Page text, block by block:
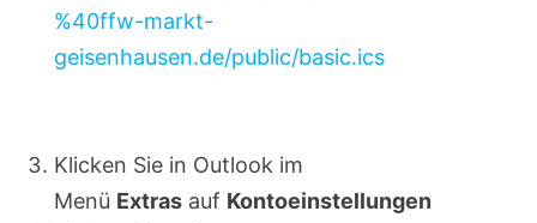
%40ffw-markt-
geisenhausen.de/public/basic.ics
Klicken Sie in Outlook im
Menü Extrasauf Kontoeinstellungen